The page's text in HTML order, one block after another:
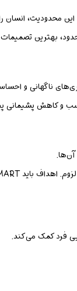
محدودیت،
بهترین تصمیمات
ناگهانی و
و کاهش پشیمانی
فرد کمک می‌کند.